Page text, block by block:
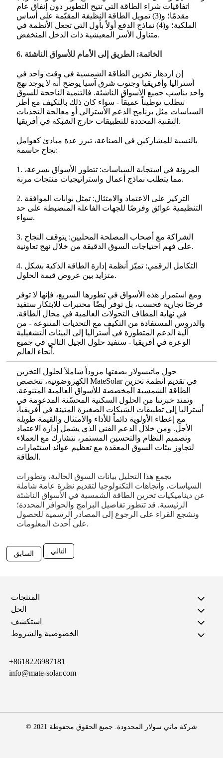
اتفاقيات شراء الطاقة التي تتيح التطوير دون إنفاق عام
مقدمًا؛ و(3) تمويل الطاقة النظيفة المقيّمة على أساس
الملكية؛ و(4) نماذج الدفع أولاً بأول التي تجعل الأنظمة في
متناول الأسر المعيشية ذات الدخل المنخفض.
6. الخاتمة: الطريق إلى الأمام للأسواق الناشئة
إن ازدهار تخزين الطاقة الشمسية في وقت واحد في
أستراليا وأفريقيا وجنوب شرق آسيا يوضح أنه لا يوجد نهج
واحد يناسب جميع الأسواق الناشئة. فالتنمية الناجحة للسوق
تتطلب توطيناً عميقاً - سواء كان ذلك بالتكيف مع أطر
السياسات مثل برنامج الدعم الأسترالي أو معالجة التحديات
التقنية المحددة للتطبيقات خارج الشبكة في أفريقيا.
بالنسبة للمشاركين في الصناعة، تبرز عدة مبادئ كعوامل
نجاح حاسمة:
1. المرونة في استجابة السياسات: تتطور الأسواق بسرعة،
مما يتطلب نماذج أعمال واستراتيجيات منتجات مرنة.
2. التركيز على الاعتماد والامتثال: تمثل بوابات الموافقة
التنظيمية عوائق وفرصًا للجهات الفاعلة المنضبطة على حد
سواء.
3. الشراكة مع أصحاب المصلحة المحليين: يتوقف النجاح
على فهم احتياجات السوق الدقيقة من خلال نهج تعاونية.
4. التكامل الرقمي: تميّز أنظمة إدارة الطاقة الذكية بشكل
متزايد بين عروض قيمة الحلول.
ومع استمرار هذه الأسواق في تطورها السريع، فإنها لا توفر
فرصًا تجارية فحسب، بل توفر أيضًا مختبرات للابتكار ستفيد
في نهاية المطاف التحولات العالمية في مجال الطاقة.
والدروس المستفادة من التكيف مع التحديات المتنوعة - من
آلية الدعم المتطورة في أستراليا إلى البيئات التشغيلية
الوعرة في أفريقيا - ستفيد حلول الجيل التالي في جميع
أنحاء العالم.
حول ماتيسولار بصفتها مزوداً شاملاً لحلول التخزين
الكهروضوئية، تتخصص MateSolar في تقديم أنظمة تخزين
الطاقة الشمسية المخصصة للأسواق العالمية المتنوعة.
وتمتد خبرتنا من الحلول السكنية المحسّنة المدعومة في
أستراليا إلى تطبيقات الشبكات الصغيرة المتينة في أفريقيا،
مع إعطاء الأولوية دائماً للأداء والامتثال والقيمة طويلة
الأجل. ومن خلال الدعم الفني الذي يشمل إدارة الاعتماد
وتصميم النظام والتحسين المستمر، نتشارك مع العملاء
لتجاوز بيئات السوق المعقدة مع تعظيم عوائد استثمارات
الطاقة.
يجمع هذا التحليل بيانات السوق الحالية، وتطورات
السياسات، واتجاهات التكنولوجيا لتقديم نظرة عامة شاملة
عن ديناميكيات تخزين الطاقة الشمسية في الأسواق الناشئة
الرئيسية. قد تتطور تفاصيل البرامج والحوافز المحددة؛
ونشجع القراء على الرجوع إلى المصادر الرسمية للحصول
على أحدث المعلومات.
السابق التالي
المنتجات
الحل
استكشف
الخصوصية والشروط
+8618226987181
info@mate-solar.com
© 2021 شركة ماتي سولار المحدودة. جميع الحقوق محفوظة